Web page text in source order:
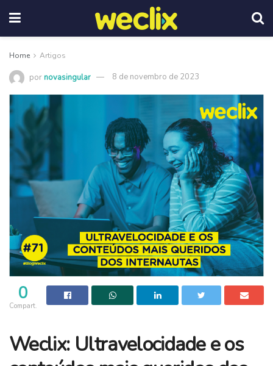
Home Artigos
pornovasingular 8 de novembro de 2023
0
Compart.
Weclix: Ultravelocidade e os